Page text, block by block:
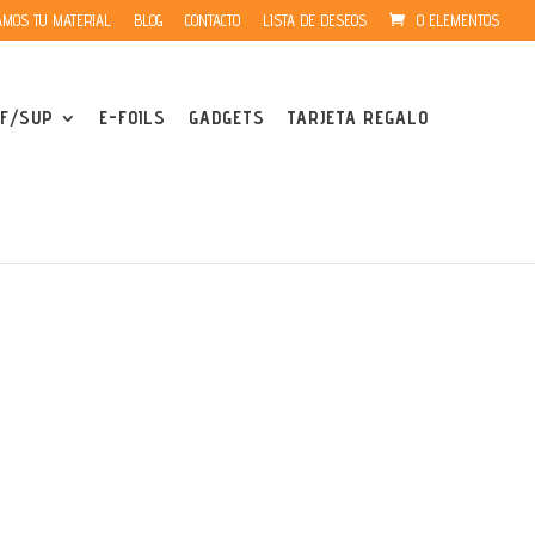
TU MATERIAL BLOG CONTACTO LISTA DE DESEOS 0 ELEMENTOS
SUP E-FOILS GADGETS TARJETA REGALO